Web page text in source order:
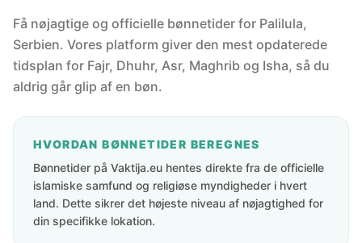
Få nøjagtige og officielle bønnetider for Palilula,
Serbien. Vores platform giver den mest opdaterede
tidsplan for Fajr, Dhuhr, Asr, Maghrib og Isha, så du
aldrig går glip af en bøn.
HVORDAN BØNNETIDER BEREGNES
Bønnetider på Vaktija.eu hentes direkte fra de officielle
islamiske samfund og religiøse myndigheder i hvert
land. Dette sikrer det højeste niveau af nøjagtighed for
din specifikke lokation.